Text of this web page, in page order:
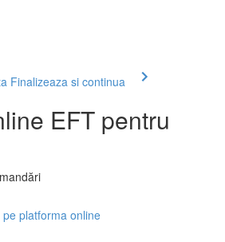
Finalizeaza si continua
EFT pentru
platforma online